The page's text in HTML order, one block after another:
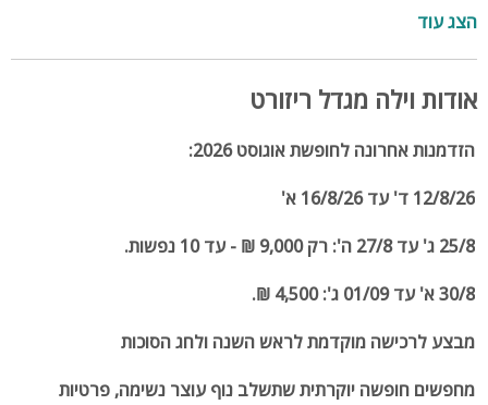
ריהוט גן יוקרתי, פינות ישיבה, פינות שיזוף
מושלמת למשפחות, קבוצות, זוגות וציבור דתי – עד 12 אורחים.
הצג עוד
אודות וילה מגדל ריזורט
הזדמנות אחרונה לחופשת אוגוסט 2026:
12/8/26 ד' עד 16/8/26 א'
25/8 ג' עד 27/8 ה': רק 9,000 ₪ - עד 10 נפשות.
30/8 א' עד 01/09 ג': 4,500 ₪.
מבצע לרכישה מוקדמת לראש השנה ולחג הסוכות
מחפשים חופשה יוקרתית שתשלב נוף עוצר נשימה, פרטיות